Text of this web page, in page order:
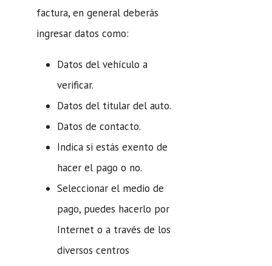
factura, en general deberás
ingresar datos como:
Datos del vehículo a
verificar.
Datos del titular del auto.
Datos de contacto.
Indica si estás exento de
hacer el pago o no.
Seleccionar el medio de
pago, puedes hacerlo por
Internet o a través de los
diversos centros